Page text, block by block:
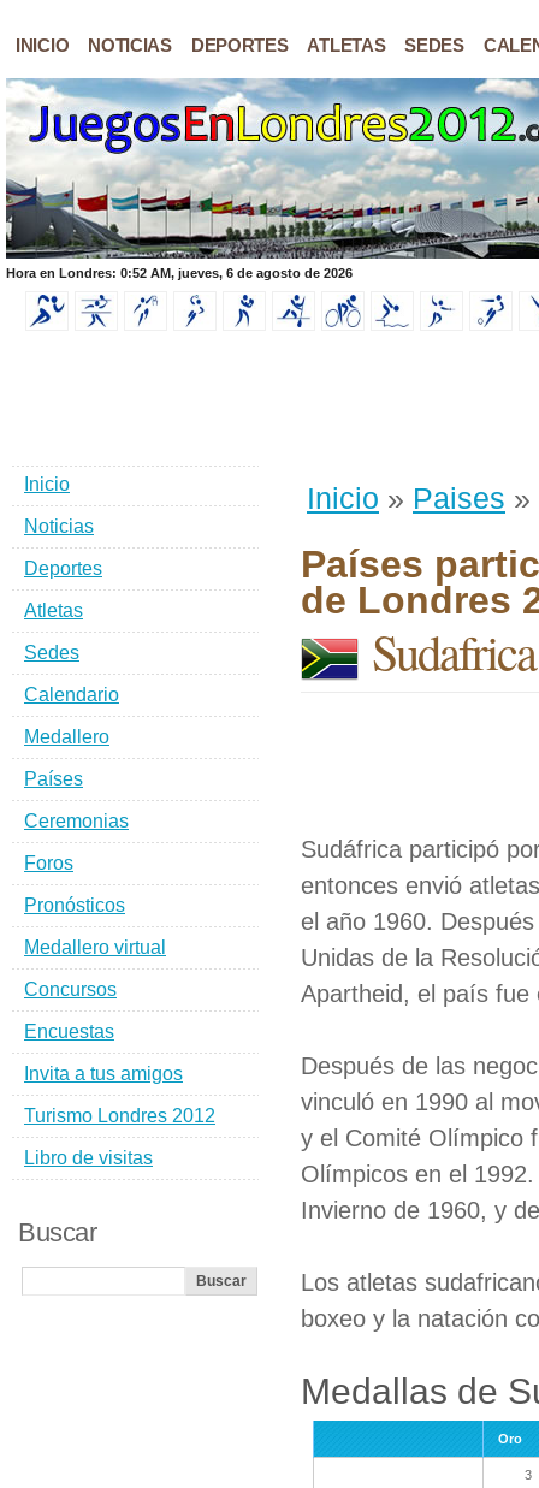
INICIO NOTICIAS DEPORTES ATLETAS SEDES
Hora en Londres: 0:52 AM, jueves, 6 de agosto de 2026
Inicio » Paises »
Países
de Londres
Sudafrica
Sudáfrica participó
entonces envió
el año 1960.
Unidas de la
Apartheid, el país fue
Después de las
vinculó en 1990 al
y el Comité Olímpico
Olímpicos en el
Invierno de 1960, y
Los atletas
boxeo y la natación
Medallas de
Oro
3
Inicio
Noticias
Deportes
Atletas
Sedes
Calendario
Medallero
Países
Ceremonias
Foros
Pronósticos
Medallero virtual
Concursos
Encuestas
Invita a tus amigos
Turismo Londres 2012
Libro de visitas
Buscar